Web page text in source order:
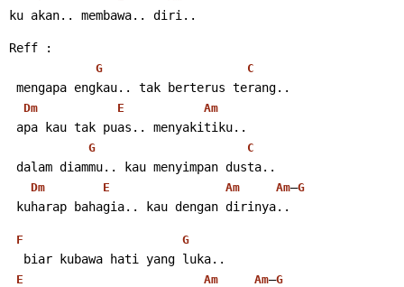
ku akan.. membawa.. diri..
Reff :
G C
mengapa engkau.. tak berterus terang..
Dm E Am
apa kau tak puas.. menyakitiku..
G C
dalam diammu.. kau menyimpan dusta..
Dm E Am Am–G
kuharap bahagia.. kau dengan dirinya..
F G
  biar kubawa hati yang luka..
E Am Am–G